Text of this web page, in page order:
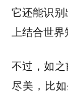
它还能识
上结合世界
不过，如
尽美，比